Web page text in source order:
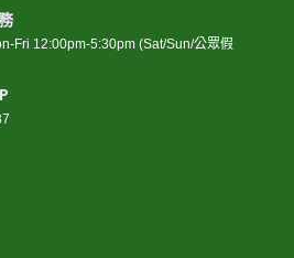
Fri 12:00pm-5:30pm (Sat/Sun/公眾假